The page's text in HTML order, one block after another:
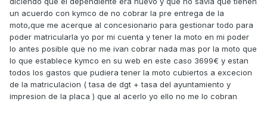
un acuerdo con kymco de no cobrar la pre entrega de la
moto,que me acerque al concesionario para gestionar todo para
poder matricularla yo por mi cuenta y tener la moto en mi poder
lo antes posible que no me ivan cobrar nada mas por la moto que
lo que establece kymco en su web en este caso 3699€ y estan
todos los gastos que pudiera tener la moto cubiertos a excecion
de la matriculacion ( tasa de dgt + tasa del ayuntamiento y
impresion de la placa ) que al acerlo yo ello no me lo cobran